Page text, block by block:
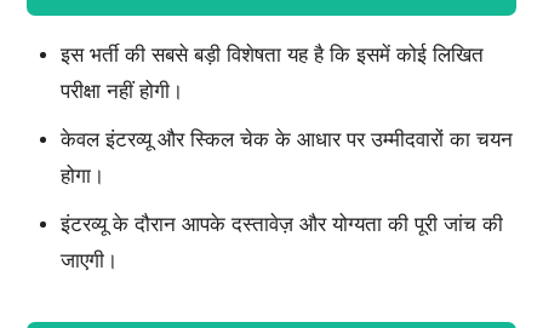
इस भर्ती की सबसे बड़ी विशेषता यह है कि इसमें कोई लिखित
परीक्षा नहीं होगी।
केवल इंटरव्यू और स्किल चेक के आधार पर उम्मीदवारों का चयन
होगा।
इंटरव्यू के दौरान आपके दस्तावेज़ और योग्यता की पूरी जांच की
जाएगी।